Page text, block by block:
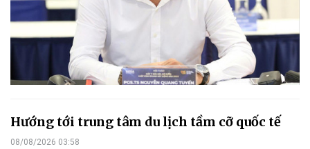
Hướng tới trung tâm du lịch tầm cỡ quốc tế
08/08/2026 03:58